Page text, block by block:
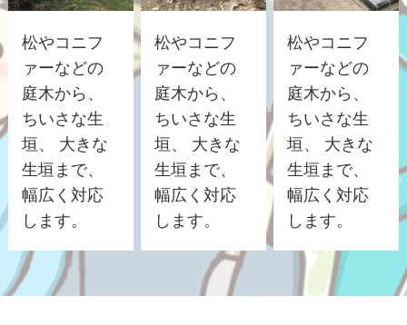
松やコニフ
ァーなどの
庭木から、
ちいさな生
垣、 大きな
生垣まで、
幅広く対応
します。
松やコニフ
ァーなどの
庭木から、
ちいさな生
垣、 大きな
生垣まで、
幅広く対応
します。
松やコニフ
ァーなどの
庭木から、
ちいさな生
垣、 大きな
生垣まで、
幅広く対応
します。